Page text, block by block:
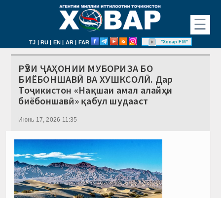
☰
TJ | RU | EN | AR | FAR "Ховар FM"
РӮЗИ ҶАҲОНИИ МУБОРИЗА БО
БИЁБОНШАВӢ ВА ХУШКСОЛӢ. Дар
Тоҷикистон «Нақшаи амал алайҳи
биёбоншавӣ» қабул шудааст
Июнь 17, 2026 11:35